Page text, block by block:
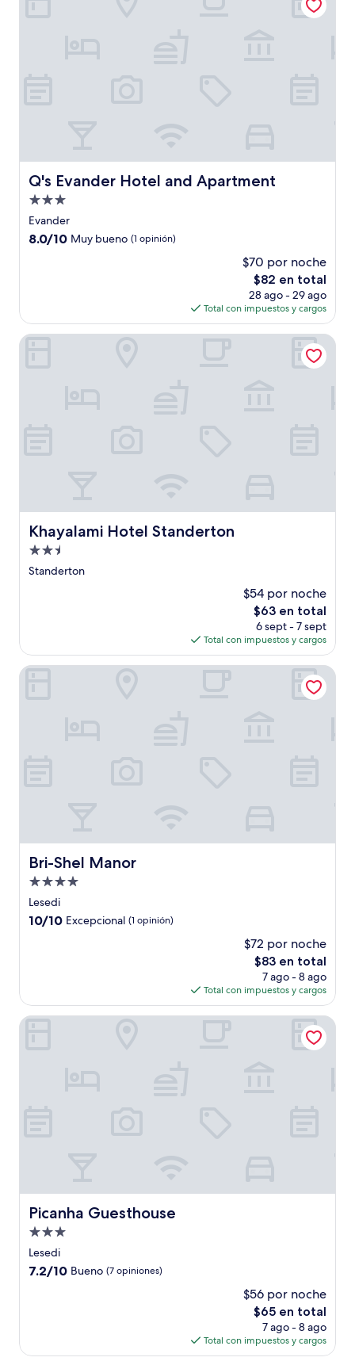
Q's Evander Hotel and Apartment
Q's Evander Hotel and Apartment
Propiedad
de
3.0
Evander
8.0
opinión)
8.0/10 Muy bueno (1 opinión)
$70 por noche
El
precio
actual
es
de
$82 en total
28 ago - 29 ago
Total con impuestos y cargos
Khayalami Hotel Standerton
Khayalami Hotel Standerton
Propiedad
de
Standerton
$54 por noche
El
precio
actual
es
de
$63 en total
6 sept - 7 sept
Total con impuestos y cargos
Khayalami Hotel Standerton
Bri-Shel Manor
Bri-Shel Manor
Propiedad
de
4.0
Lesedi
10.0
10/10 Excepcional (1 opinión)
$72 por noche
El
precio
actual
es
de
$83 en total
7 ago - 8 ago
Total con impuestos y cargos
Bri-Shel Manor
Picanha Guesthouse
Picanha Guesthouse
Propiedad
de
3.0
Lesedi
7.2
7.2/10 Bueno (7 opiniones)
$56 por noche
El
precio
actual
es
$65 en total
7 ago - 8 ago
Total con impuestos y cargos
Picanha Guesthouse